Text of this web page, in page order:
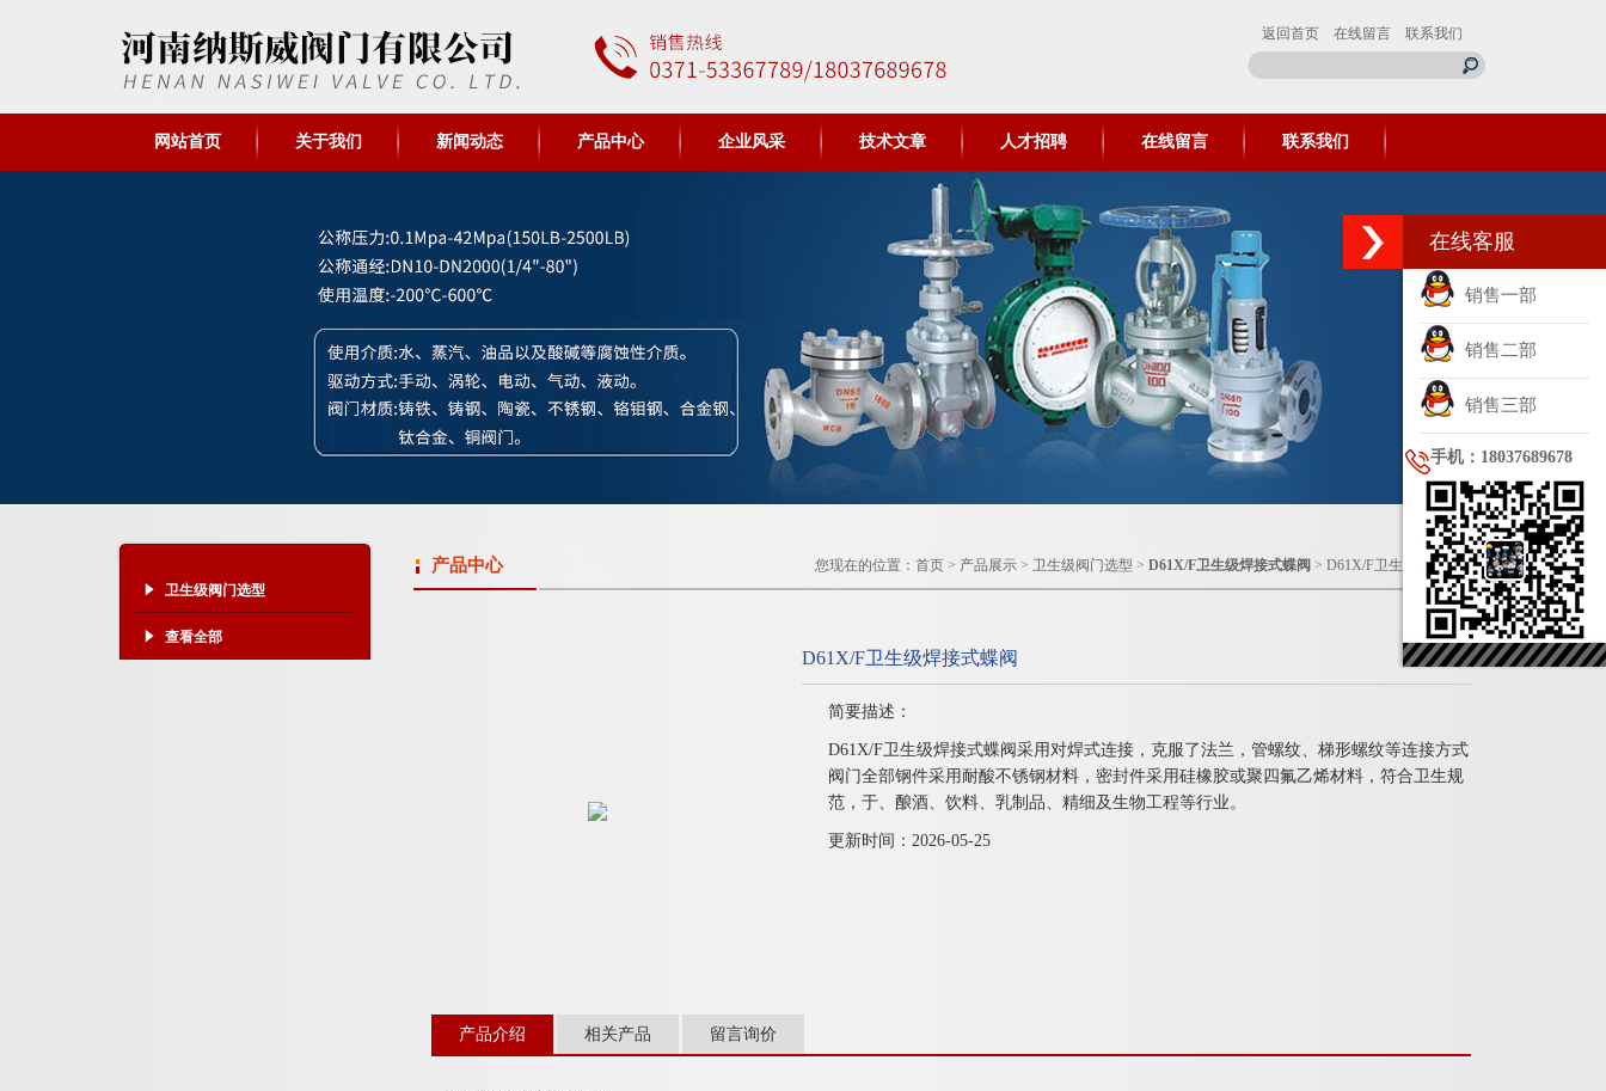
返回首页 在线留言 联系我们
网站首页 关于我们 新闻动态 产品中心 企业风采 技术文章 人才招聘 在线留言 联系我们
卫生级阀门选型
查看全部
产品中心 您现在的位置： 首页 > 产品展示 > 卫生级阀门选型 > D61X/F卫生级焊接式蝶阀 > D61X/F卫生级焊接式蝶阀
D61X/F卫生级焊接式蝶阀
简要描述：
D61X/F卫生级焊接式蝶阀采用对焊式连接，克服了法兰，管螺纹、梯形螺纹等连接方式
阀门全部钢件采用耐酸不锈钢材料，密封件采用硅橡胶或聚四氟乙烯材料，符合卫生规
范，于、酿酒、饮料、乳制品、精细及生物工程等行业。
更新时间：2026-05-25
产品介绍 相关产品 留言询价
在线客服
销售一部
销售二部
销售三部
手机：18037689678